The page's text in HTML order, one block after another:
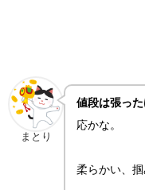
まとり
値段は張っ
応かな。
柔らかい、